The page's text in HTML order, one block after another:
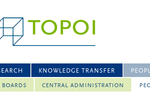
KNOWLEDGE TRANSFER
BOARDS CENTRAL ADMINISTRATION